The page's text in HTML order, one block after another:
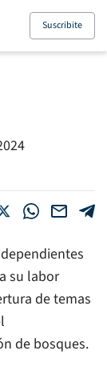
Suscribite
su labor
de temas
de bosques.